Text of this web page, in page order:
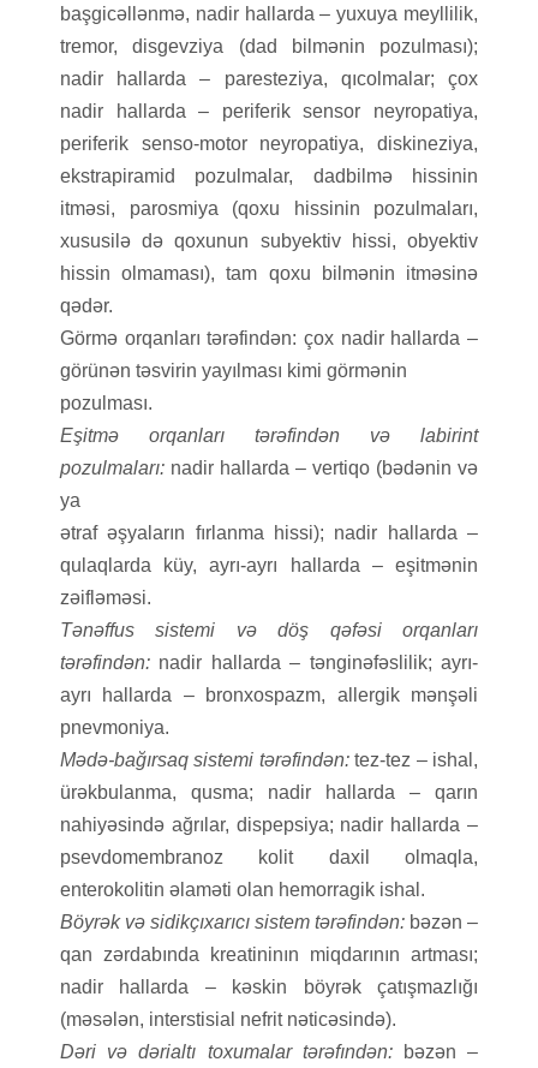
başgicəllənmə, nadir hallarda – yuxuya meyllilik,
tremor, disgevziya (dad bilmənin pozulması);
nadir hallarda – paresteziya, qıcolmalar; çox
nadir hallarda – periferik sensor neyropatiya,
periferik senso-motor neyropatiya, diskineziya,
ekstrapiramid pozulmalar, dadbilmə hissinin
itməsi, parosmiya (qoxu hissinin pozulmaları,
xususilə də qoxunun subyektiv hissi, obyektiv
hissin olmaması), tam qoxu bilmənin itməsinə
qədər.
Görmə orqanları tərəfindən: çox nadir hallarda –
görünən təsvirin yayılması kimi görmənin
pozulması.
Eşitmə orqanları tərəfindən və labirint
pozulmaları: nadir hallarda – vertiqo (bədənin və
ya
ətraf əşyaların fırlanma hissi); nadir hallarda –
qulaqlarda küy, ayrı-ayrı hallarda – eşitmənin
zəifləməsi.
Tənəffus sistemi və döş qəfəsi orqanları
tərəfindən: nadir hallarda – tənginəfəslilik; ayrı-
ayrı hallarda – bronxospazm, allergik mənşəli
pnevmoniya.
Mədə-bağırsaq sistemi tərəfindən:tez-tez – ishal,
ürəkbulanma, qusma; nadir hallarda – qarın
nahiyəsində ağrılar, dispepsiya; nadir hallarda –
psevdomembranoz kolit daxil olmaqla,
enterokolitin əlaməti olan hemorragik ishal.
Böyrək və sidikçıxarıcı sistem tərəfindən: bəzən –
qan zərdabında kreatininın miqdarının artması;
nadir hallarda – kəskin böyrək çatışmazlığı
(məsələn, interstisial nefrit nəticəsində).
Dəri və dərialtı toxumalar tərəfındən:bəzən –